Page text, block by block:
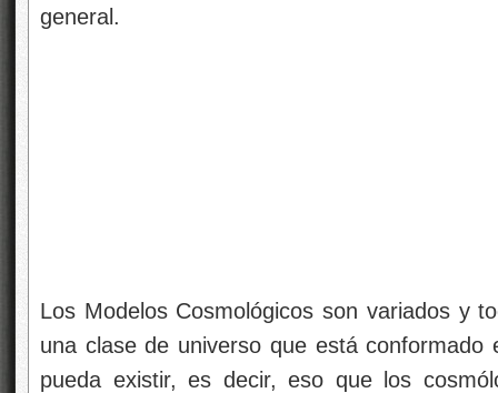
general.
Los Modelos Cosmológicos son variados y
una clase de universo que está
pueda existir, es decir, eso que los